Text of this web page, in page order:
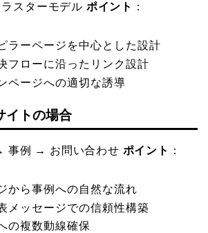
ラスターモデル ポイント ：
ラーページを中心とした設計
フローに沿ったリンク設計
ページへの適切な誘導
イトの場合
事例 → お問い合わせ ポイント ：
から事例への自然な流れ
メッセージでの信頼性構築
の複数動線確保